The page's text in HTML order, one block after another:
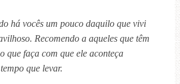
há vocês um pouco daquilo que vivi
Recomendo a aqueles que têm
que faça com que ele aconteça
que levar.